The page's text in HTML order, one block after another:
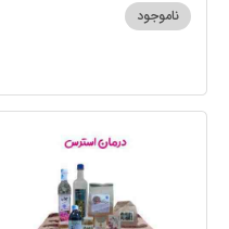
ناموجود